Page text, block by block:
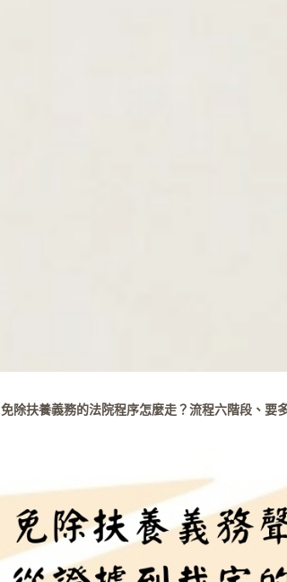
免除扶養義務的法院程序怎麼走？流程六階段、要